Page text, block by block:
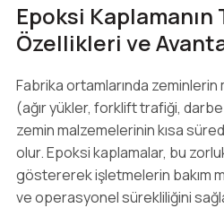
Epoksi Kaplamanın
Özellikleri ve
Fabrika ortamlarında zeminlerin
(ağır yükler, forklift trafiği,
zemin malzemelerinin kısa
olur. Epoksi kaplamalar, bu
göstererek işletmelerin bakım
ve operasyonel sürekliliğini